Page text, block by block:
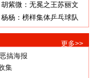
胡紫微：无冕之王苏丽文
杨杨：榜样集体乒乓球队
更多>>